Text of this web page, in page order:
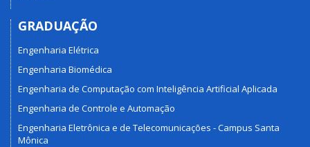
GRADUAÇÃO
Engenharia Elétrica
Engenharia Biomédica
Engenharia de Computação com Inteligência Artificial Aplicada
Engenharia de Controle e Automação
Engenharia Eletrônica e de Telecomunicações - Campus Santa
Mônica